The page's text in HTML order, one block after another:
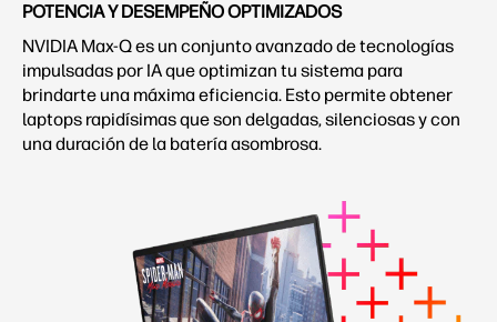
POTENCIA Y DESEMPEÑO OPTIMIZADOS
NVIDIA Max-Q es un conjunto avanzado de tecnologías
impulsadas por IA que optimizan tu sistema para
brindarte una máxima eficiencia. Esto permite obtener
laptops rapidísimas que son delgadas, silenciosas y con
una duración de la batería asombrosa.